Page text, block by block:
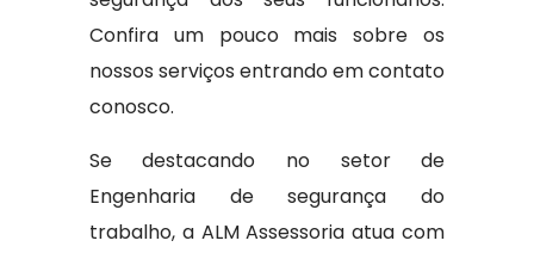
Confira um pouco mais sobre os
nossos serviços entrando em contato
conosco.
Se destacando no setor de
Engenharia de segurança do
trabalho, a ALM Assessoria atua com